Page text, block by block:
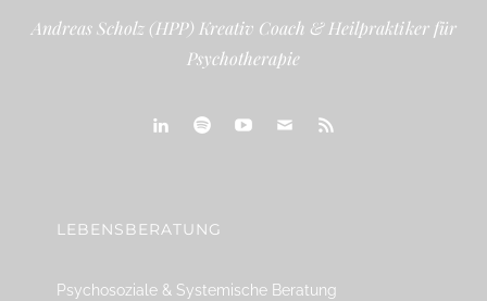
Andreas Scholz (HPP) Kreativ Coach & Heilpraktiker für
Psychotherapie
LEBENSBERATUNG
Psychosoziale & Systemische Beratung